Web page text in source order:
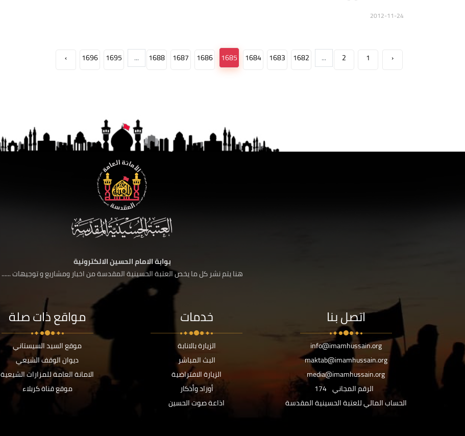
‹
1
2
...
1682
1683
1684
1685
1686
1687
1688
...
1695
1696
›
بوابة الامام الحسين الالكترونية
هنا يتم نشر كل ما يخص العتبة الحسينية المقدسة من اخبار ومشاريع و توجيهات ......
اتصل بنا
info@imamhussain.org
maktab@imamhussain.org
media@imamhussain.org
الرقم المجاني 174
الحساب المالي للعتبة الحسينية المقدسة
خدمات
الزيارة بالانابة
البث المباشر
الزيارة الافتراضية
أوراد وأذكار
اذاعة صوت الحسين
مواقع ذات صلة
موقع السيد السيستاني
ديوان الوقف الشيعي
الامانة العامة للمزارات الشيعية
موقع قناة كربلاء